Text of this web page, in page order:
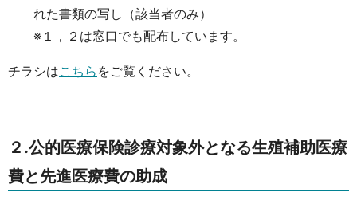
れた書類の写し（該当者のみ）
※１，２は窓口でも配布しています。
チラシはこちら をご覧ください。
２.公的医療保険診療対象外となる生殖補助医療
費と先進医療費の助成